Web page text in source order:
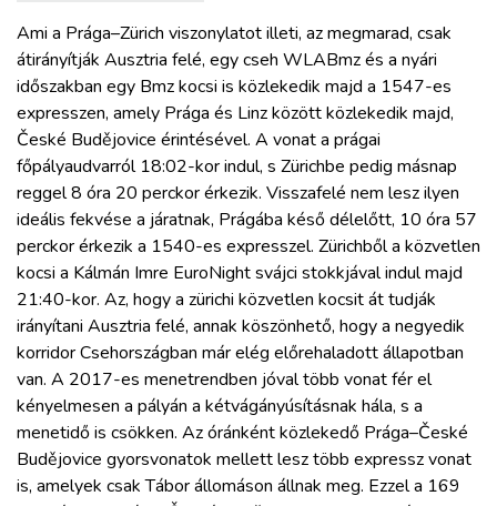
Ami a Prága–Zürich viszonylatot illeti, az megmarad, csak
átirányítják Ausztria felé, egy cseh WLABmz és a nyári
időszakban egy Bmz kocsi is közlekedik majd a 1547-es
expresszen, amely Prága és Linz között közlekedik majd,
České Budějovice érintésével. A vonat a prágai
főpályaudvarról 18:02-kor indul, s Zürichbe pedig másnap
reggel 8 óra 20 perckor érkezik. Visszafelé nem lesz ilyen
ideális fekvése a járatnak, Prágába késő délelőtt, 10 óra 57
perckor érkezik a 1540-es expresszel. Zürichből a közvetlen
kocsi a Kálmán Imre EuroNight svájci stokkjával indul majd
21:40-kor. Az, hogy a zürichi közvetlen kocsit át tudják
irányítani Ausztria felé, annak köszönhető, hogy a negyedik
korridor Csehországban már elég előrehaladott állapotban
van. A 2017-es menetrendben jóval több vonat fér el
kényelmesen a pályán a kétvágányúsításnak hála, s a
menetidő is csökken. Az óránként közlekedő Prága–České
Budějovice gyorsvonatok mellett lesz több expressz vonat
is, amelyek csak Tábor állomáson állnak meg. Ezzel a 169